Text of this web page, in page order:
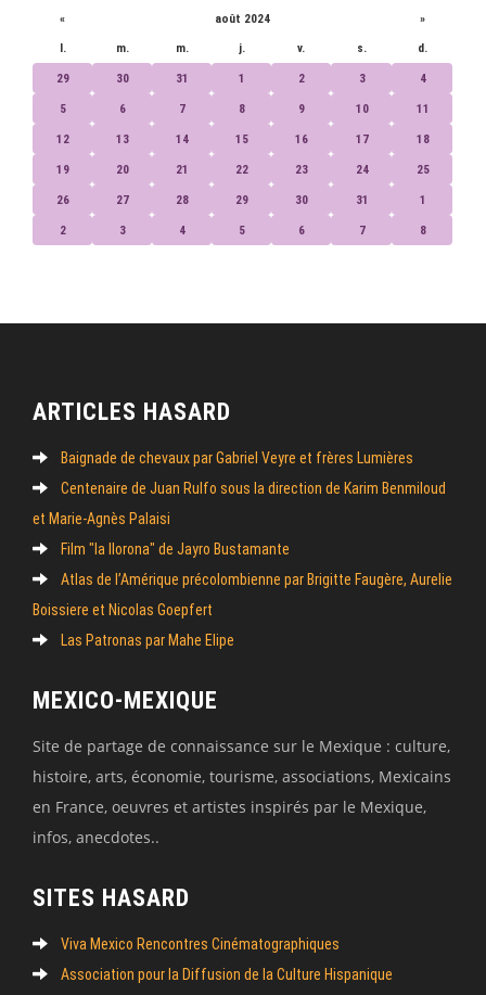
« août 2024 »
l. m. m. j. v. s. d.
29 30 31 1 2 3 4
5 6 7 8 9 10 11
12 13 14 15 16 17 18
19 20 21 22 23 24 25
26 27 28 29 30 31 1
2 3 4 5 6 7 8
ARTICLES HASARD
Baignade de chevaux par Gabriel Veyre et frères Lumières
Centenaire de Juan Rulfo sous la direction de Karim Benmiloud
et Marie-Agnès Palaisi
Film "la llorona" de Jayro Bustamante
Atlas de l’Amérique précolombienne par Brigitte Faugère, Aurelie
Boissiere et Nicolas Goepfert
Las Patronas par Mahe Elipe
MEXICO-MEXIQUE
Site de partage de connaissance sur le Mexique : culture,
histoire, arts, économie, tourisme, associations, Mexicains
en France, oeuvres et artistes inspirés par le Mexique,
infos, anecdotes..
SITES HASARD
Viva Mexico Rencontres Cinématographiques
Association pour la Diffusion de la Culture Hispanique